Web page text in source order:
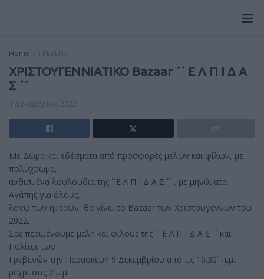
Home ΓΡΕΒΕΝΑ
ΧΡΙΣΤΟΥΓΕΝΝΙΑΤΙΚΟ Bazaar ´´ Ε Λ Π Ι Δ Α
Σ ´´
1 Δεκεμβρίου 2022
Με Δώρα και εδέσματα από προσφορές μελών και φίλων, με
πολύχρωμα,
ανθισμένα λουλούδια της ´´Ε Λ Π Ι Δ Α Σ ´´ , με μηνύματα
Αγάπης για όλους,
λόγω των ημερών, θα γίνει το Bazaar των Χριστουγέννων του
2022.
Σας περιμένουμε μέλη και φίλους της ´´ Ε Λ Π Ι Δ Α Σ ´´ και
Πολίτες των
Γρεβενών την Παρασκευή 9 Δεκεμβρίου από τις 10.30´ π.μ.
μέχρι στις 2 μ.μ.